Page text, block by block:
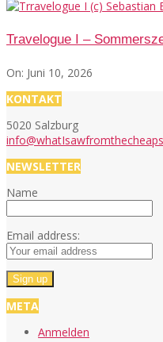
Travelogue I –
On: Juni 10, 2026
KONTAKT
5020 Salzburg
NEWSLETTER
Name
Email address:
META
Anmelden